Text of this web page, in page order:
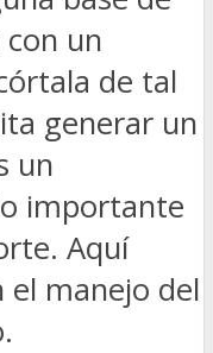
un
de tal
generar un
un
importante
Aquí
el manejo del